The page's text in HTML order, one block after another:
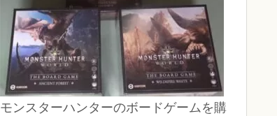
モンスターハンターのボードゲームを購